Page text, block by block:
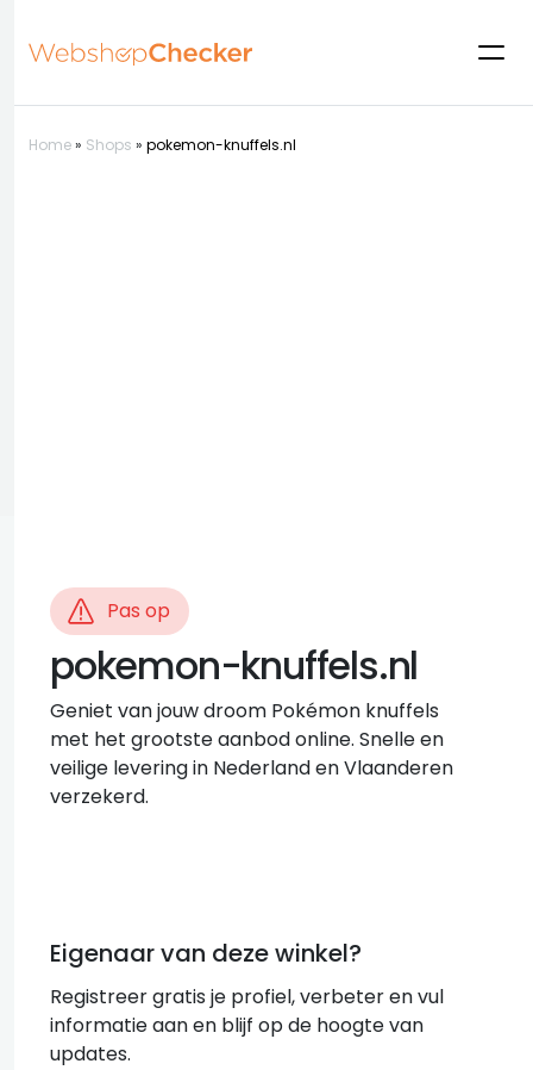
Home» Shops » pokemon-knuffels.nl
Pas op
pokemon-knuffels.nl
Geniet van jouw droom Pokémon knuffels
met het grootste aanbod online. Snelle en
veilige levering in Nederland en Vlaanderen
verzekerd.
Eigenaar van deze winkel?
Registreer gratis je profiel, verbeter en vul
informatie aan en blijf op de hoogte van
updates.